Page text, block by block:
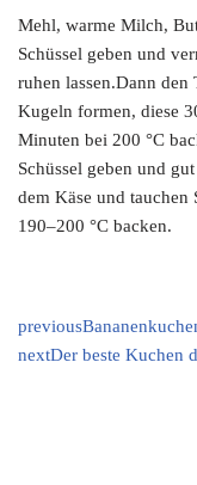
Mehl, warme Milch,
Schüssel geben und
ruhen lassen.Dann
Kugeln formen, diese
Minuten bei 200 °C
Schüssel geben und
dem Käse und
190–200 °C backen.
previous
nextDer beste Kuchen